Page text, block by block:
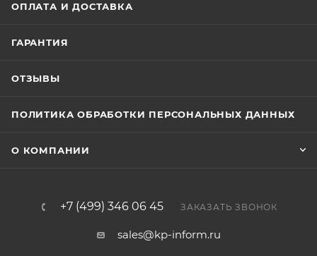
ОПЛАТА И ДОСТАВКА
ГАРАНТИЯ
ОТЗЫВЫ
ПОЛИТИКА ОБРАБОТКИ ПЕРСОНАЛЬНЫХ ДАННЫХ
О КОМПАНИИ
+7 (499) 346 06 45 ЗАКАЗАТЬ ЗВОНОК
sales@kp-inform.ru